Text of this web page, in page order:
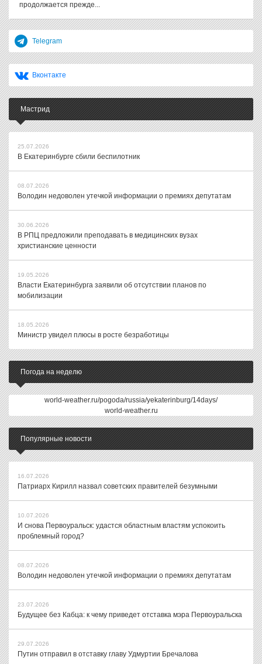
продолжается прежде...
Telegram
Вконтакте
Мастрид
25.07.2026
В Екатеринбурге сбили беспилотник
08.07.2026
Володин недоволен утечкой информации о премиях депутатам
30.06.2026
В РПЦ предложили преподавать в медицинских вузах
христианские ценности
19.05.2026
Власти Екатеринбурга заявили об отсутствии планов по
мобилизации
18.05.2026
Министр увидел плюсы в росте безработицы
Погода на неделю
world-weather.ru/pogoda/russia/yekaterinburg/14days/
world-weather.ru
Популярные новости
16.07.2026
Патриарх Кирилл назвал советских правителей безумными
10.07.2026
И снова Первоуральск: удастся областным властям успокоить
проблемный город?
08.07.2026
Володин недоволен утечкой информации о премиях депутатам
23.07.2026
Будущее без Кабца: к чему приведет отставка мэра Первоуральска
29.07.2026
Путин отправил в отставку главу Удмуртии Бречалова